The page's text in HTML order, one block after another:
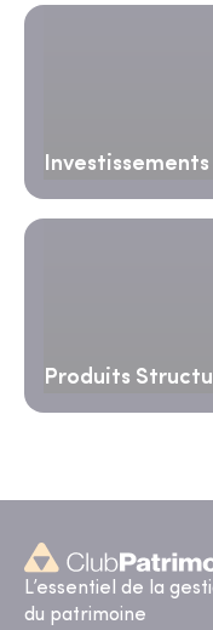
Produits
L’essentiel de la
du patrimoine